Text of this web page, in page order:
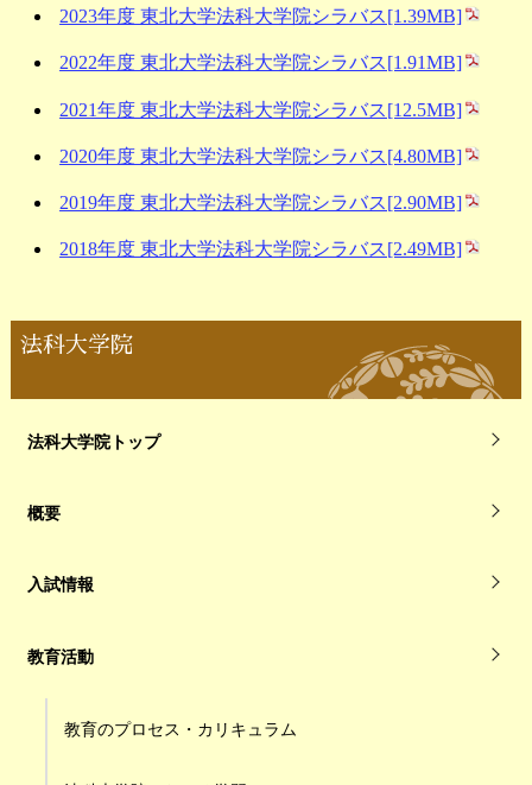
2023年度 東北大学法科大学院シラバス[1.39MB]
2022年度 東北大学法科大学院シラバス[1.91MB]
2021年度 東北大学法科大学院シラバス[12.5MB]
2020年度 東北大学法科大学院シラバス[4.80MB]
2019年度 東北大学法科大学院シラバス[2.90MB]
2018年度 東北大学法科大学院シラバス[2.49MB]
法科大学院
法科大学院トップ
概要
入試情報
教育活動
教育のプロセス・カリキュラム